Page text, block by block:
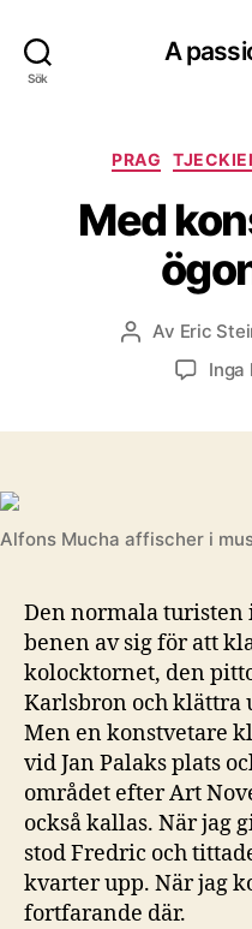
Sök
A
PRAG
Med
Av Eric
Inga
Alfons Mucha affischer i
Den normala turisten
benen av sig för att
kolocktornet, den
Karlsbron och klättra
Men en konstvetare
vid Jan Palaks plats
området efter Art
också kallas. När jag
stod Fredric och
kvarter upp. När jag
fortfarande där.